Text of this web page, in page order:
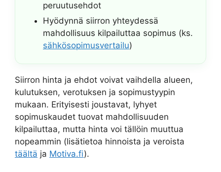
peruutusehdot
Hyödynnä siirron yhteydessä
mahdollisuus kilpailuttaa sopimus (ks.
sähkösopimusvertailu)
Siirron hinta ja ehdot voivat vaihdella alueen,
kulutuksen, verotuksen ja sopimustyypin
mukaan. Erityisesti joustavat, lyhyet
sopimuskaudet tuovat mahdollisuuden
kilpailuttaa, mutta hinta voi tällöin muuttua
nopeammin (lisätietoa hinnoista ja veroista
täältä ja Motiva.fi).